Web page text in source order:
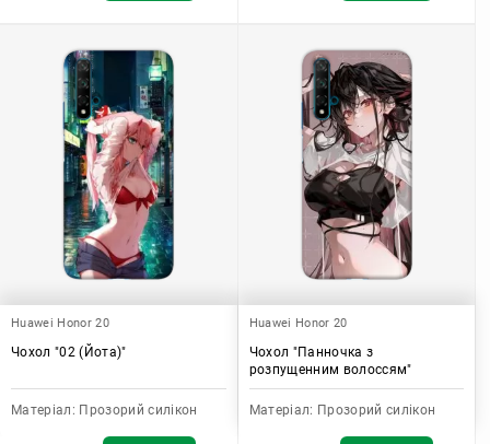
Huawei Honor 20
Чохол "02 (Йота)"
Матеріал: Прозорий силікон
Huawei Honor 20
Чохол "Панночка з
розпущенним волоссям"
Матеріал: Прозорий силікон